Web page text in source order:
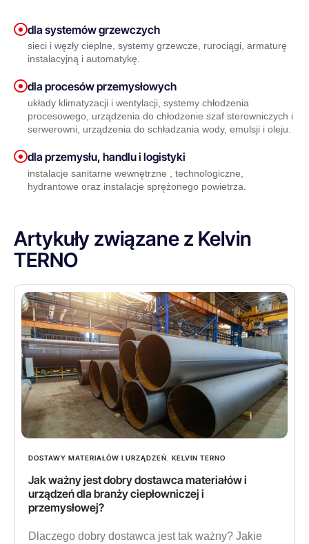
dla systemów grzewczych
sieci i węzły cieplne, systemy grzewcze, rurociągi, armaturę
instalacyjną i automatykę.
dla procesów przemysłowych
układy klimatyzacji i wentylacji, systemy chłodzenia
procesowego, urządzenia do chłodzenie szaf sterowniczych i
serwerowni, urządzenia do schładzania wody, emulsji i oleju.
dla przemysłu, handlu i logistyki
instalacje sanitarne wewnętrzne , technologiczne,
hydrantowe oraz instalacje sprężonego powietrza.
Artykuły związane z Kelvin
TERNO
DOSTAWY MATERIAŁÓW I URZĄDZEŃ KELVIN TERNO
Jak ważny jest dobry dostawca materiałów i
urządzeń dla branży ciepłowniczej i
przemysłowej?
Dlaczego dobry dostawca jest tak ważny? Jakie